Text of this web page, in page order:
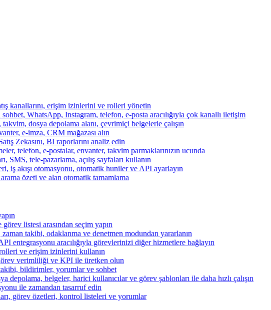
kanallarını, erişim izinlerini ve rolleri yönetin
WhatsApp, Instagram, telefon, e-posta aracılığıyla çok kanallı iletişim
dosya depolama alanı, çevrimiçi belgelerle çalışın
e-imza, CRM mağazası alın
Zekasını, BI raporlarını analiz edin
telefon, e-postalar, envanter, takvim parmaklarınızın ucunda
SMS, tele-pazarlama, açılış sayfaları kullanın
iş akışı otomasyonu, otomatik huniler ve API ayarlayın
özeti ve alan otomatik tamamlama
listesi arasından seçim yapın
takibi, odaklanma ve denetmen modundan yararlanın
entegrasyonu aracılığıyla görevlerinizi diğer hizmetlere bağlayın
ve erişim izinlerini kullanın
verimliliği ve KPI ile üretken olun
bildirimler, yorumlar ve sohbet
depolama, belgeler, harici kullanıcılar ve görev şablonları ile daha hızlı çalışın
ile zamandan tasarruf edin
görev özetleri, kontrol listeleri ve yorumlar